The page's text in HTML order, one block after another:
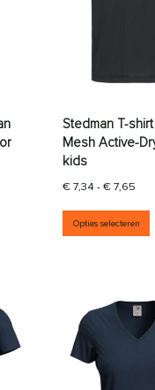
€ 8,86 tot € 9,51
heeft meerdere
Stedman T-
Mesh Active-
kids
€7,34-€7,65
Opties selecteren